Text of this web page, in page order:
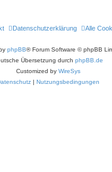
Alle
Datenschutzerklärung
phpBB® Forum Software © phpBB
Übersetzung durch phpBB.de
Customized by WireSys
Nutzungsbedingungen